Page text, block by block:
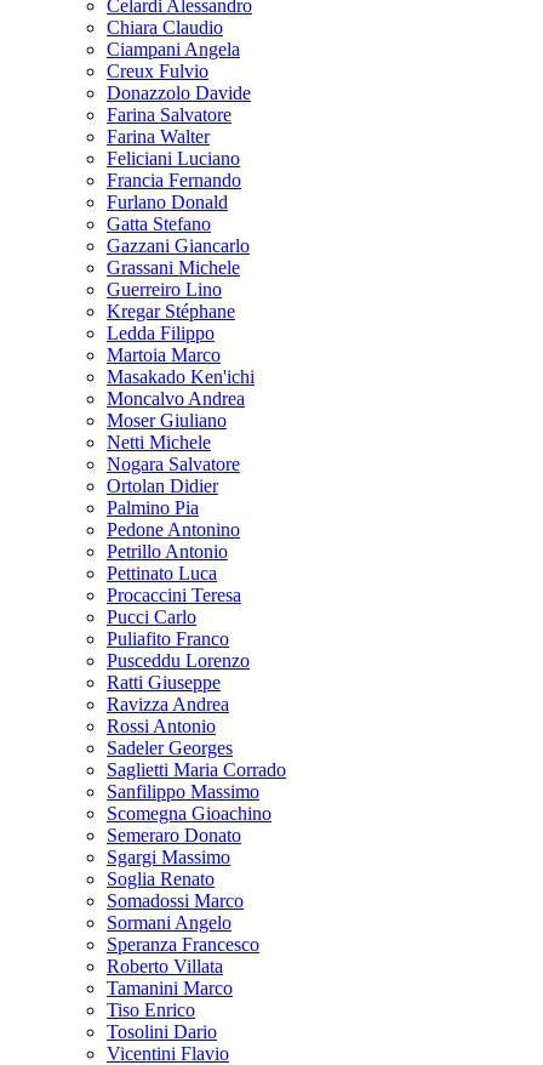
Celardi Alessandro
Chiara Claudio
Ciampani Angela
Creux Fulvio
Donazzolo Davide
Farina Salvatore
Farina Walter
Feliciani Luciano
Francia Fernando
Furlano Donald
Gatta Stefano
Gazzani Giancarlo
Grassani Michele
Guerreiro Lino
Kregar Stéphane
Ledda Filippo
Martoia Marco
Masakado Ken'ichi
Moncalvo Andrea
Moser Giuliano
Netti Michele
Nogara Salvatore
Ortolan Didier
Palmino Pia
Pedone Antonino
Petrillo Antonio
Pettinato Luca
Procaccini Teresa
Pucci Carlo
Puliafito Franco
Pusceddu Lorenzo
Ratti Giuseppe
Ravizza Andrea
Rossi Antonio
Sadeler Georges
Saglietti Maria Corrado
Sanfilippo Massimo
Scomegna Gioachino
Semeraro Donato
Sgargi Massimo
Soglia Renato
Somadossi Marco
Sormani Angelo
Speranza Francesco
Roberto Villata
Tamanini Marco
Tiso Enrico
Tosolini Dario
Vicentini Flavio